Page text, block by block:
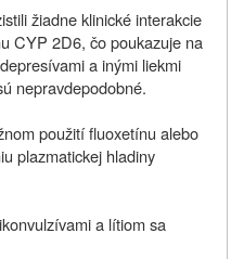
žiadne klinické interakcie
CYP 2D6, čo poukazuje na
a inými liekmi
nepravdepodobné.
použití fluoxetínu alebo
plazmatickej hladiny
a lítiom sa